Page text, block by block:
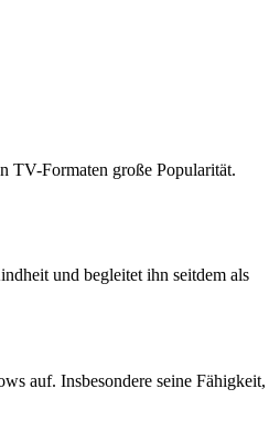
TV-Formaten große Popularität.
und begleitet ihn seitdem als
auf. Insbesondere seine Fähigkeit,